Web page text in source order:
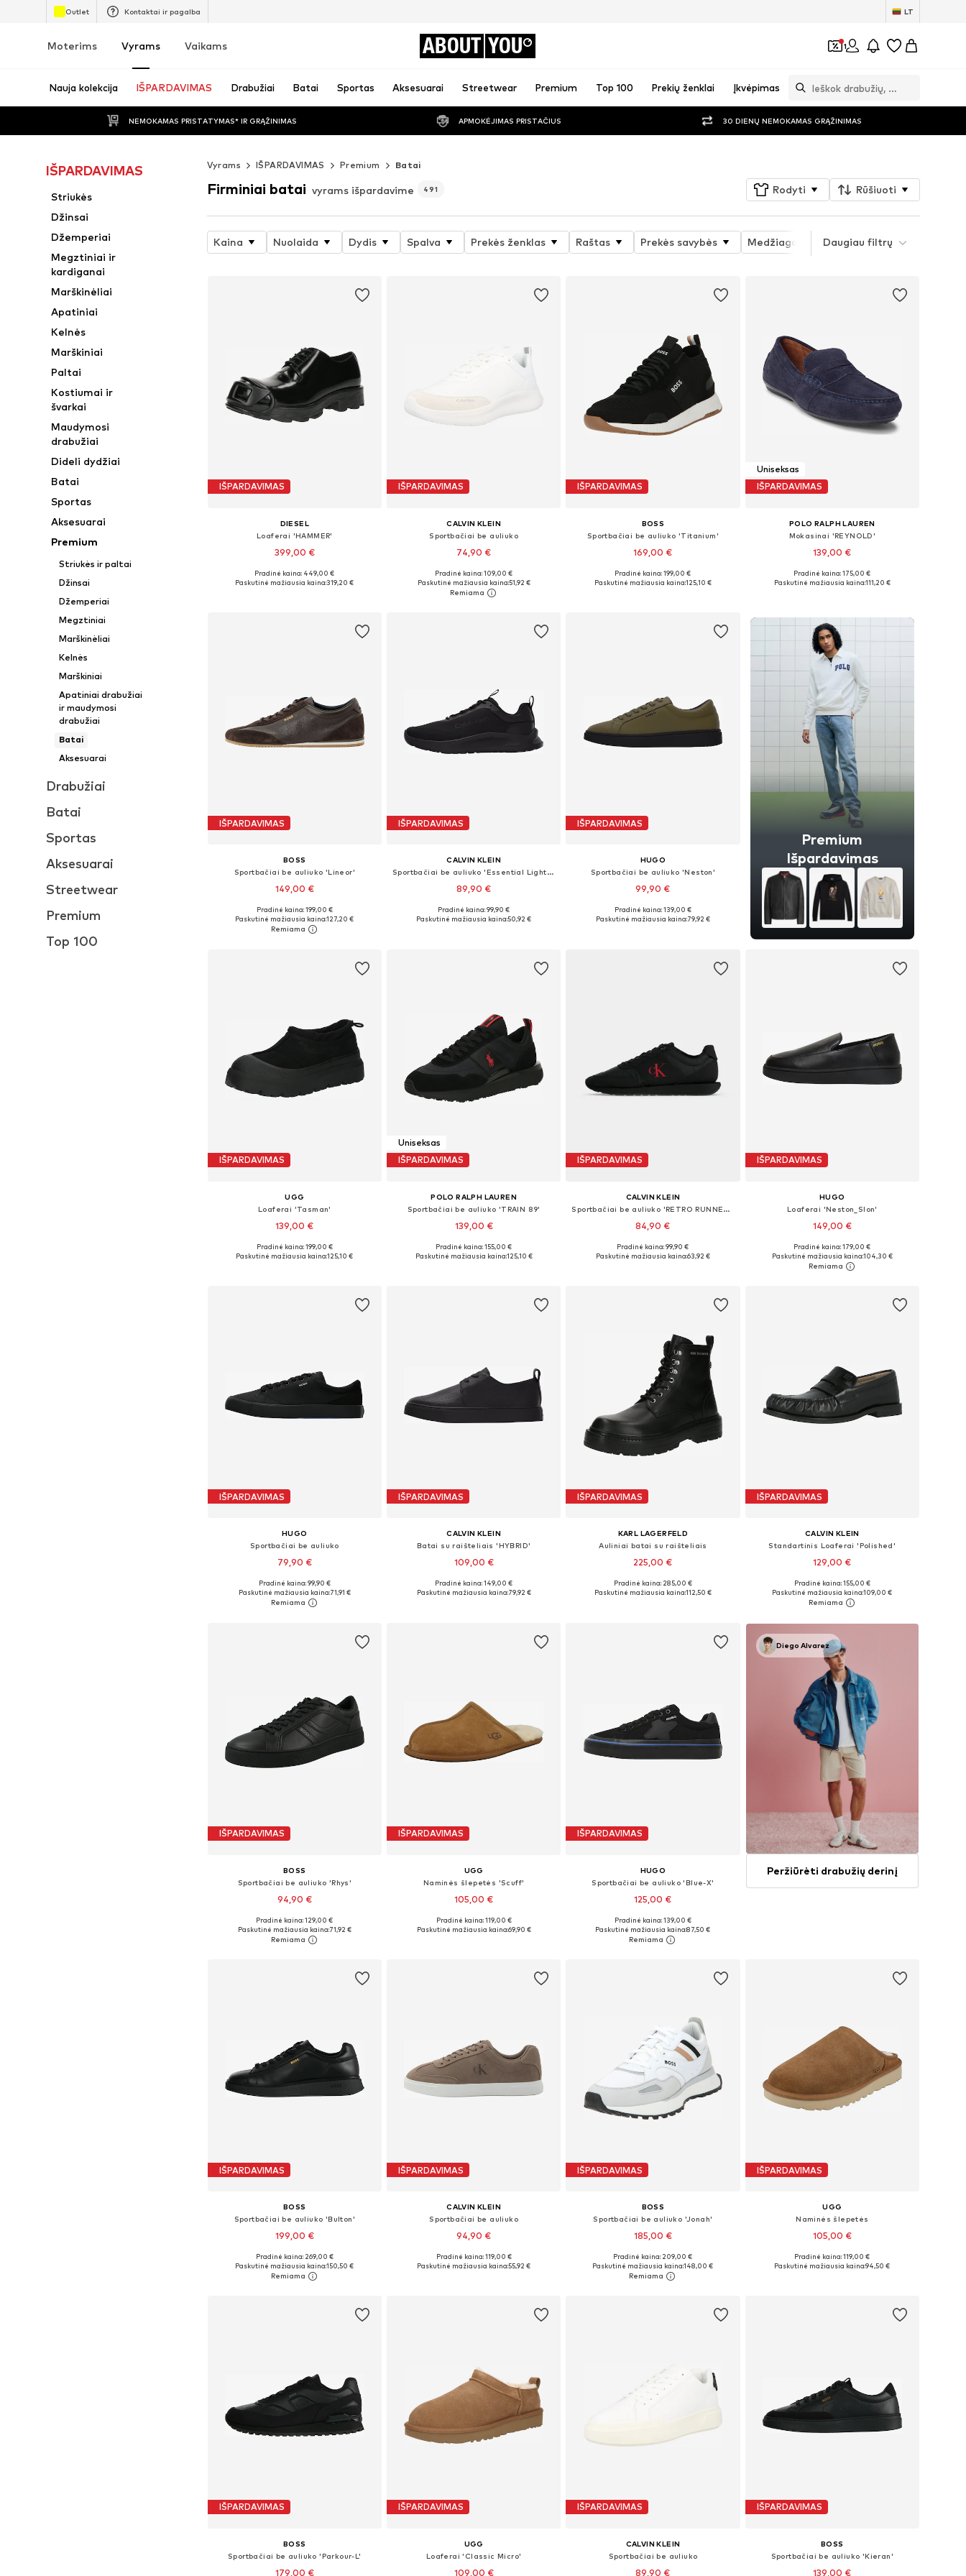
Outlet Kontaktai ir pagalba LT
Moterims Vyrams Vaikams ABOUT YOU 1
Nauja kolekcija IŠPARDAVIMAS Drabužiai Batai Sportas Aksesuarai Streetwear Premium Top 100 Prekių ženklai Įkvėpimas
NEMOKAMAS PRISTATYMAS* IR GRĄŽINIMAS APMOKĖJIMAS PRISTAČIUS 30 DIENŲ NEMOKAMAS GRĄŽINIMAS
IŠPARDAVIMAS
Striukės
Džinsai
Džemperiai
Megztiniai ir
kardiganai
Marškinėliai
Apatiniai
Kelnės
Marškiniai
Paltai
Kostiumai ir
švarkai
Maudymosi
drabužiai
Dideli dydžiai
Batai
Sportas
Aksesuarai
Premium
Striukės ir paltai
Džinsai
Džemperiai
Megztiniai
Marškinėliai
Kelnės
Marškiniai
Apatiniai drabužiai
ir maudymosi
drabužiai
Batai
Aksesuarai
Drabužiai
Batai
Sportas
Aksesuarai
Streetwear
Premium
Top 100
Vyrams IŠPARDAVIMAS Premium Batai
Firminiai batai vyrams išpardavime 491 Rodyti Rūšiuoti
Kaina Nuolaida Dydis Spalva Prekės ženklas Raštas Prekės savybės Medžiaga Batų forma
Daugiau filtrų
IŠPARDAVIMAS
DIESEL
Loaferai 'HAMMER'
399,00 €
Yra daugybė dydžių
Pradinė kaina: 449,00 €
Paskutinė mažiausia kaina:319,20 €
IŠPARDAVIMAS
CALVIN KLEIN
Sportbačiai be auliuko
74,90 €
Galimi dydžiai: 40, 41, 42, 43, 44, 45
Į krepšelį
Pradinė kaina: 109,00 €
Paskutinė mažiausia kaina:51,92 €
IŠPARDAVIMAS
BOSS
Sportbačiai be auliuko 'Titanium'
169,00 €
Yra daugybė dydžių
Pradinė kaina: 199,00 €
Paskutinė mažiausia kaina:125,10 €
Uniseksas
IŠPARDAVIMAS
POLO RALPH LAUREN
Mokasinai 'REYNOLD'
139,00 €
Yra daugybė dydžių
Pradinė kaina: 175,00 €
Paskutinė mažiausia kaina:111,20 €
IŠPARDAVIMAS
BOSS
Sportbačiai be auliuko 'Lineor'
149,00 €
Yra daugybė dydžių
Į krepšelį
Pradinė kaina: 199,00 €
Paskutinė mažiausia kaina:127,20 €
IŠPARDAVIMAS
CALVIN KLEIN
Sportbačiai be auliuko 'Essential Lightweight Runner'
89,90 €
Galimi dydžiai: 40, 41, 42, 43, 44, 45
Pradinė kaina: 99,90 €
Paskutinė mažiausia kaina:50,92 €
IŠPARDAVIMAS
HUGO
Sportbačiai be auliuko 'Neston'
99,90 €
Yra daugybė dydžių
Pradinė kaina: 139,00 €
Paskutinė mažiausia kaina:79,92 €
Premium
Išpardavimas
IŠPARDAVIMAS
UGG
Loaferai 'Tasman'
139,00 €
Yra daugybė dydžių
Pradinė kaina: 199,00 €
Paskutinė mažiausia kaina:125,10 €
Uniseksas
IŠPARDAVIMAS
POLO RALPH LAUREN
Sportbačiai be auliuko 'TRAIN 89'
139,00 €
Yra daugybė dydžių
Pradinė kaina: 155,00 €
Paskutinė mažiausia kaina:125,10 €
IŠPARDAVIMAS
CALVIN KLEIN
Sportbačiai be auliuko 'RETRO RUNNER BAND'
84,90 €
Galimi dydžiai: 40, 41, 42, 43, 44, 45
Pradinė kaina: 99,90 €
Paskutinė mažiausia kaina:63,92 €
IŠPARDAVIMAS
HUGO
Loaferai 'Neston_Slon'
149,00 €
Yra daugybė dydžių
Į krepšelį
Pradinė kaina: 179,00 €
Paskutinė mažiausia kaina:104,30 €
IŠPARDAVIMAS
HUGO
Sportbačiai be auliuko
79,90 €
Yra daugybė dydžių
Į krepšelį
Pradinė kaina: 99,90 €
Paskutinė mažiausia kaina:71,91 €
IŠPARDAVIMAS
CALVIN KLEIN
Batai su raišteliais 'HYBRID'
109,00 €
Galimi dydžiai: 40, 41, 42, 43, 44, 45
Pradinė kaina: 149,00 €
Paskutinė mažiausia kaina:79,92 €
IŠPARDAVIMAS
KARL LAGERFELD
Auliniai batai su raišteliais
225,00 €
Galimi dydžiai: 40, 41, 42, 43, 44, 45
Pradinė kaina: 285,00 €
Paskutinė mažiausia kaina:112,50 €
IŠPARDAVIMAS
CALVIN KLEIN
Standartinis Loaferai 'Polished'
129,00 €
Galimi dydžiai: 40, 41, 42, 43, 44, 45
Į krepšelį
Pradinė kaina: 155,00 €
Paskutinė mažiausia kaina:109,00 €
IŠPARDAVIMAS
BOSS
Sportbačiai be auliuko 'Rhys'
94,90 €
Yra daugybė dydžių
Į krepšelį
Pradinė kaina: 129,00 €
Paskutinė mažiausia kaina:71,92 €
IŠPARDAVIMAS
UGG
Naminės šlepetės 'Scuff'
105,00 €
Yra daugybė dydžių
Pradinė kaina: 119,00 €
Paskutinė mažiausia kaina:69,90 €
IŠPARDAVIMAS
HUGO
Sportbačiai be auliuko 'Blue-X'
125,00 €
Yra daugybė dydžių
Į krepšelį
Pradinė kaina: 139,00 €
Paskutinė mažiausia kaina:87,50 €
Diego Alvarez
Peržiūrėti drabužių derinį
IŠPARDAVIMAS
BOSS
Sportbačiai be auliuko 'Bulton'
199,00 €
Yra daugybė dydžių
Į krepšelį
Pradinė kaina: 269,00 €
Paskutinė mažiausia kaina:150,50 €
IŠPARDAVIMAS
CALVIN KLEIN
Sportbačiai be auliuko
94,90 €
Galimi dydžiai: 40, 41, 42, 43, 44, 45
Pradinė kaina: 119,00 €
Paskutinė mažiausia kaina:55,92 €
IŠPARDAVIMAS
BOSS
Sportbačiai be auliuko 'Jonah'
185,00 €
Galimi dydžiai: 40, 41, 42, 43, 44, 45
Į krepšelį
Pradinė kaina: 209,00 €
Paskutinė mažiausia kaina:148,00 €
IŠPARDAVIMAS
UGG
Naminės šlepetės
105,00 €
Yra daugybė dydžių
Pradinė kaina: 119,00 €
Paskutinė mažiausia kaina:94,50 €
IŠPARDAVIMAS
BOSS
Sportbačiai be auliuko 'Parkour-L'
179,00 €
IŠPARDAVIMAS
UGG
Loaferai 'Classic Micro'
109,00 €
IŠPARDAVIMAS
CALVIN KLEIN
Sportbačiai be auliuko
89,90 €
IŠPARDAVIMAS
BOSS
Sportbačiai be auliuko 'Kieran'
139,00 €